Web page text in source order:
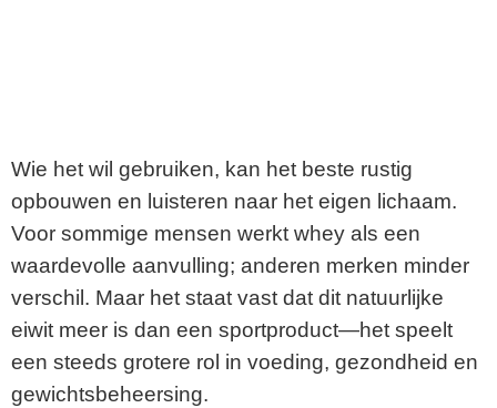
Wie het wil gebruiken, kan het beste rustig
opbouwen en luisteren naar het eigen lichaam.
Voor sommige mensen werkt whey als een
waardevolle aanvulling; anderen merken minder
verschil. Maar het staat vast dat dit natuurlijke
eiwit meer is dan een sportproduct—het speelt
een steeds grotere rol in voeding, gezondheid en
gewichtsbeheersing.